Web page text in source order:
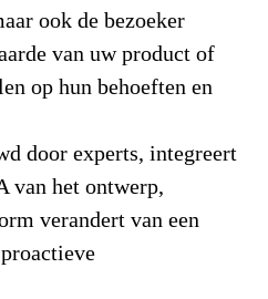
ook de bezoeker
van uw product of
op hun behoeften en
door experts, integreert
van het ontwerp,
verandert van een